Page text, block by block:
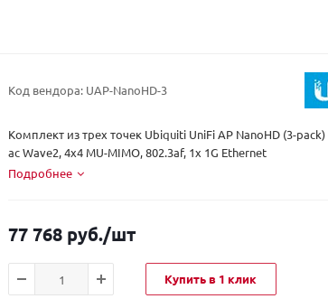
Код вендора: UAP-NanoHD-3
Комплект из трех точек Ubiquiti UniFi AP NanoHD (3-pack)
ac Wave2, 4х4 MU-MIMO, 802.3af, 1х 1G Ethernet
Подробнее
77 768 руб./шт
Купить в 1 клик